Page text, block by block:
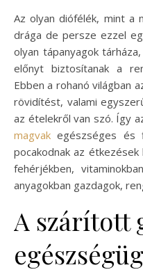
Az olyan diófélék, mint a mandula és a dió meglehetősen
drága de persze ezzel
olyan tápanyagok
előnyt biztosítanak a
Ebben a rohanó világban
rövidítést, valami
az ételekről van szó. Így
magvak egészséges és
pocakodnak az
fehérjékben,
anyagokban gazdagok,
A szárított